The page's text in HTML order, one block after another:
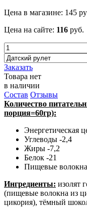
Цена в магазине: 145
Цена на сайте: 116 руб.
Заказать
Товара нет
в наличии
Состав Отзывы
Количество
порция=60гр):
Энергетическая
Углеводы -2,4
Жиры -7,2
Белок -21
Пищевые
Ингредиенты: изолят
(пищевые волокна из
цикория), тёмный